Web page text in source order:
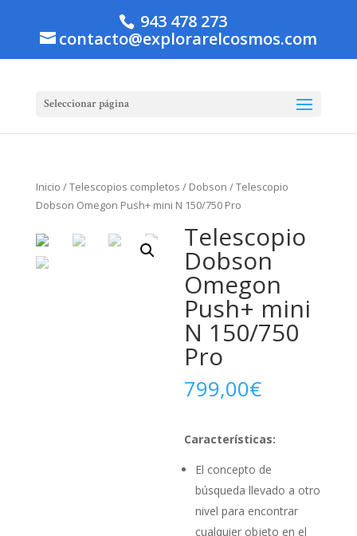
943 478 273
contacto@explorarelcosmos.com
Seleccionar página
Inicio /Telescopios completos / Dobson / Telescopio
Dobson Omegon Push+ mini N 150/750 Pro
Telescopio
Dobson
Omegon
Push+ mini
N 150/750
Pro
799,00€
Características:
El concepto de
búsqueda llevado a otro
nivel para encontrar
cualquier objeto en el